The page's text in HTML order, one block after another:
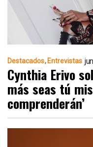
Destacados Entrevistas
Cynthia Erivo
más seas tú
comprenderán’